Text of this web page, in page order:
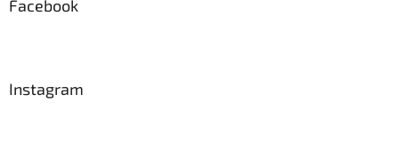
Facebook
Instagram